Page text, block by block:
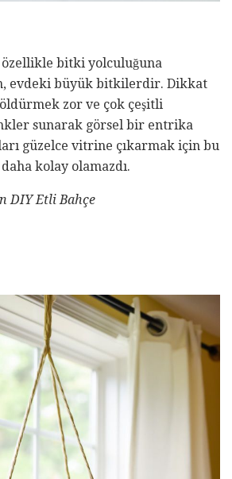
bitki yolculuğuna
evdeki büyük bitkilerdir. Dikkat
zor ve çok çeşitli
sunarak görsel bir entrika
güzelce vitrine çıkarmak için bu
kolay olamazdı.
DIY Etli Bahçe